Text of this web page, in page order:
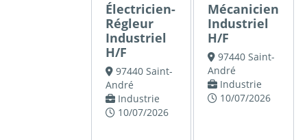
Électricien-
Régleur
Industriel
H/F
97440 Saint-
André
Industrie
10/07/2026
Mécanicien
Industriel
H/F
97440 Saint-
André
Industrie
10/07/2026